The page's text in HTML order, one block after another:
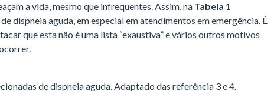
a vida, mesmo que infrequentes. Assim, na Tabela 1
dispneia aguda, em especial em atendimentos em emergência. É
que esta não é uma lista “exaustiva” e vários outros motivos
de dispneia aguda. Adaptado das referência 3 e 4.